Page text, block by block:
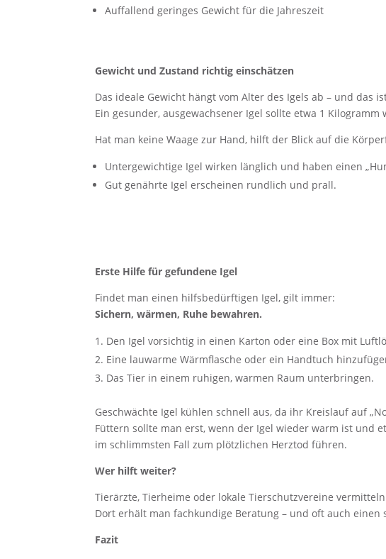
Auffallend geringes Gewicht für die Jahreszeit
Gewicht und Zustand richtig einschätzen
Das ideale Gewicht hängt vom Alter des Igels ab – und das
Ein gesunder, ausgewachsener Igel sollte etwa 1
Hat man keine Waage zur Hand, hilft der Blick auf die
Untergewichtige Igel wirken länglich und haben einen
Gut genährte Igel erscheinen rundlich und prall.
Erste Hilfe für gefundene Igel
Findet man einen hilfsbedürftigen Igel, gilt immer:
Sichern, wärmen, Ruhe bewahren.
Den Igel vorsichtig in einen Karton oder eine Box mit
Eine lauwarme Wärmflasche oder ein Handtuch
Das Tier in einem ruhigen, warmen Raum unterbringen.
Geschwächte Igel kühlen schnell aus, da ihr Kreislauf auf
Füttern sollte man erst, wenn der Igel wieder warm ist und
im schlimmsten Fall zum plötzlichen Herztod führen.
Wer hilft weiter?
Tierärzte, Tierheime oder lokale Tierschutzvereine
Dort erhält man fachkundige Beratung – und oft auch
Fazit